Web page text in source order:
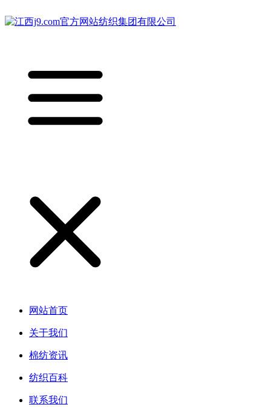
网站首页
关于我们
棉纺资讯
纺织百科
联系我们